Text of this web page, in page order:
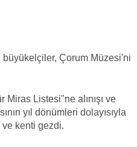
büyükelçiler, Çorum Müzesi'ni
Listesi"ne alınışı ve
yıl dönümleri dolayısıyla
kenti gezdi.